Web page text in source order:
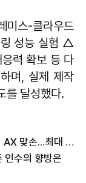
미스-클라우드
성능 실험 △
력 확보 등 다
며, 실제 제작
를 달성했다.
중기중앙회-LG CNS·메가존, 중소제조업 AX 맞손...최대 18억원 지원
수의 향방은